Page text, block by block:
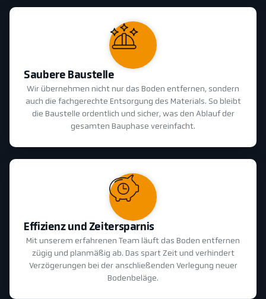
Saubere Baustelle
Wir übernehmen nicht nur das Boden entfernen, sondern
auch die fachgerechte Entsorgung des Materials. So bleibt
die Baustelle ordentlich und sicher, was den Ablauf der
gesamten Bauphase vereinfacht.
Effizienz und Zeitersparnis
Mit unserem erfahrenen Team läuft das Boden entfernen
zügig und planmäßig ab. Das spart Zeit und verhindert
Verzögerungen bei der anschließenden Verlegung neuer
Bodenbeläge.